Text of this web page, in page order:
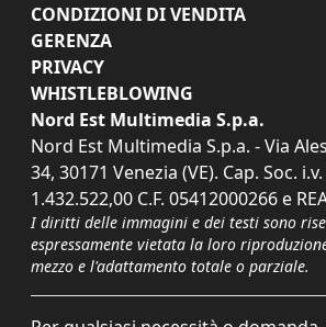
CONDIZIONI DI VENDITA
GERENZA
PRIVACY
WHISTLEBLOWING
Nord Est Multimedia S.p.a.
Nord Est Multimedia S.p.a. - Via
34, 30171 Venezia (VE). Cap. Soc.
1.432.522,00 C.F. 05412000266 e
I diritti delle immagini e dei testi sono
espressamente vietata la loro
mezzo e l'adattamento totale o parziale.